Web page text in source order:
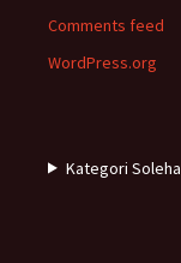
Comments feed
WordPress.org
Kategori